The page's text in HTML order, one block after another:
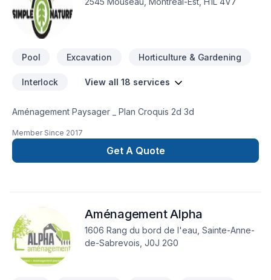
spécifiques et à votre budget. Nous sommes impatients de
collaborer avec vous pour concrétiser votre projet.
Pool Excavation Horticulture & Gardening
Interlock View all 18 services
Aménagement Paysager _ Plan Croquis 2d 3d
Member Since 2017
Get A Quote
Aménagement Alpha
1606 Rang du bord de l'eau, Sainte-Anne-
de-Sabrevois, J0J 2G0